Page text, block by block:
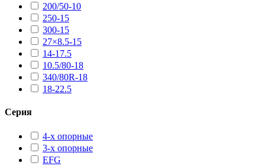
200/50-10
250-15
300-15
27×8.5-15
14-17.5
10.5/80-18
340/80R-18
18-22.5
Серия
4-х опорные
3-х опорные
EFG